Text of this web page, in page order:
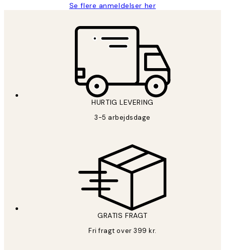
Se flere anmeldelser her
HURTIG LEVERING
3-5 arbejdsdage
GRATIS FRAGT
Fri fragt over 399 kr.